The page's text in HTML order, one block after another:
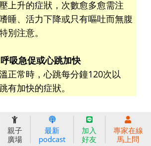
上升的症狀，次數愈多愈需注
睡、活力下降或只有嘔吐而無腹
別注意。
吸急促或心跳加快
正常時，心跳每分鐘120次以
有加快的症狀。
？
種病毒，幼兒不可能得過一次後
親子
廣場
最新
podcast
加入
好友
專家在線
馬上問